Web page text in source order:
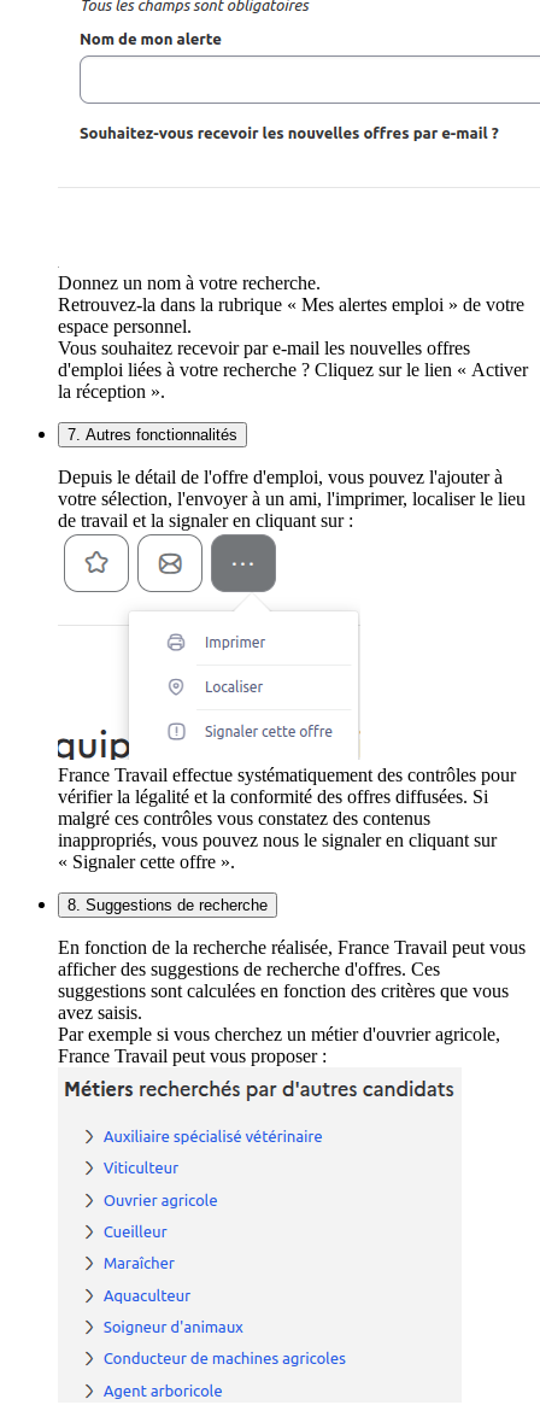
Donnez un nom à votre recherche.
Retrouvez-la dans la rubrique « Mes alertes emploi » de votre
espace personnel.
Vous souhaitez recevoir par e-mail les nouvelles offres
d'emploi liées à votre recherche ? Cliquez sur le lien « Activer
la réception ».
7. Autres fonctionnalités
Depuis le détail de l'offre d'emploi, vous pouvez l'ajouter à
votre sélection, l'envoyer à un ami, l'imprimer, localiser le lieu
de travail et la signaler en cliquant sur :
France Travail effectue systématiquement des contrôles pour
vérifier la légalité et la conformité des offres diffusées. Si
malgré ces contrôles vous constatez des contenus
inappropriés, vous pouvez nous le signaler en cliquant sur
« Signaler cette offre ».
8. Suggestions de recherche
En fonction de la recherche réalisée, France Travail peut vous
afficher des suggestions de recherche d'offres. Ces
suggestions sont calculées en fonction des critères que vous
avez saisis.
Par exemple si vous cherchez un métier d'ouvrier agricole,
France Travail peut vous proposer :